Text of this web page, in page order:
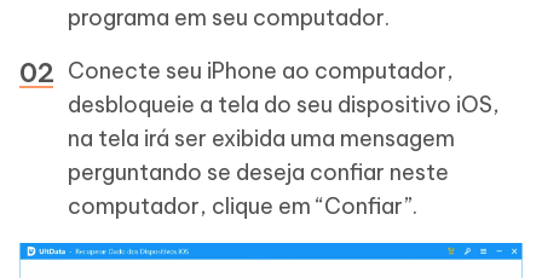
programa em seu computador.
Conecte seu iPhone ao computador,
desbloqueie a tela do seu dispositivo iOS,
na tela irá ser exibida uma mensagem
perguntando se deseja confiar neste
computador, clique em “Confiar”.